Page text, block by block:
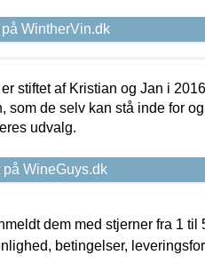
WintherVin.dk
stiftet af Kristian og Jan i
som de selv kan stå inde for
udvalg.
WineGuys.dk
dem med stjerner fra 1 til
betingelser,